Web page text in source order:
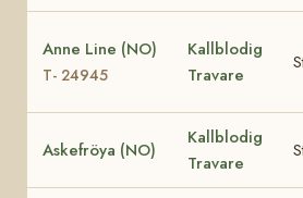
Anne Line (NO)
T- 24945
Kallblodig
Travare
Askefröya (NO)
Kallblodig
Travare